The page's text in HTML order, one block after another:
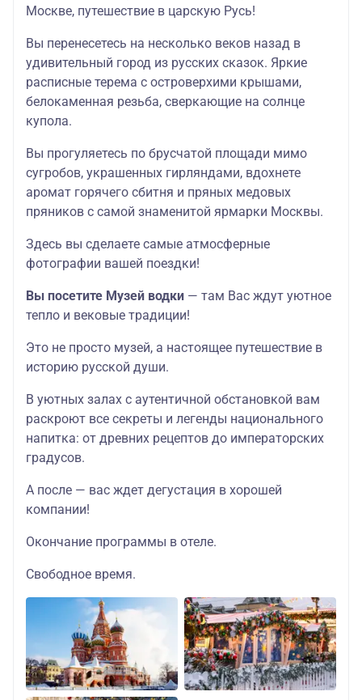
Москве, путешествие в царскую Русь!
Вы перенесетесь на несколько веков назад в
удивительный город из русских сказок. Яркие
расписные терема с островерхими крышами,
белокаменная резьба, сверкающие на солнце
купола.
Вы прогуляетесь по брусчатой площади мимо
сугробов, украшенных гирляндами, вдохнете
аромат горячего сбитня и пряных медовых
пряников с самой знаменитой ярмарки Москвы.
Здесь вы сделаете самые атмосферные
фотографии вашей поездки!
Вы посетите Музей водки — там Вас ждут уютное
тепло и вековые традиции!
Это не просто музей, а настоящее путешествие в
историю русской души.
В уютных залах с аутентичной обстановкой вам
раскроют все секреты и легенды национального
напитка: от древних рецептов до императорских
градусов.
А после — вас ждет дегустация в хорошей
компании!
Окончание программы в отеле.
Свободное время.